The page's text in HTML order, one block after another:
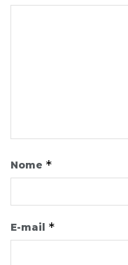
Nome *
E-mail *